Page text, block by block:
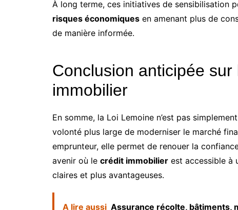
À long terme, ces initiatives de sensibilisation
risques économiques en amenant plus de
de manière informée.
Conclusion anticipée sur
immobilier
En somme, la Loi Lemoine n’est pas
volonté plus large de moderniser le marché
emprunteur, elle permet de renouer la
avenir où le crédit immobilier est accessible à
claires et plus avantageuses.
A lire aussi Assurance récolte, bâtiments,